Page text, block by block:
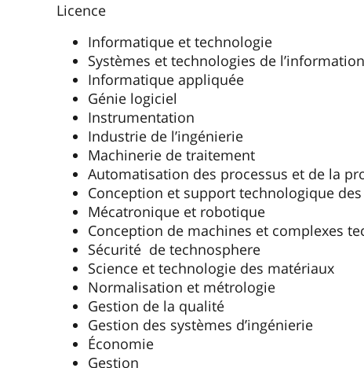
Licence
Informatique et technologie
Systèmes et technologies de l’information
Informatique appliquée
Génie logiciel
Instrumentation
Industrie de l’ingénierie
Machinerie de traitement
Automatisation des processus et de la
Conception et support technologique
Mécatronique et robotique
Conception de machines et complexes
Sécurité de technosphere
Science et technologie des matériaux
Normalisation et métrologie
Gestion de la qualité
Gestion des systèmes d’ingénierie
Économie
Gestion